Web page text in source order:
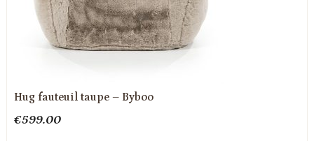
Hug fauteuil taupe – Byboo
€599.00